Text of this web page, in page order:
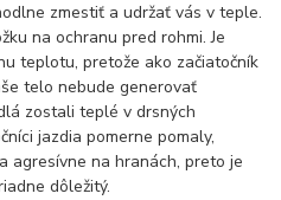
zmestiť a udržať vás v teple.
na ochranu pred rohmi. Je
teplotu, pretože ako začiatočník
telo nebude generovať
zostali teplé v drsných
jazdia pomerne pomaly,
agresívne na hranách, preto je
dôležitý.